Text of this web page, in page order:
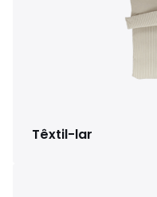
Têxtil-lar